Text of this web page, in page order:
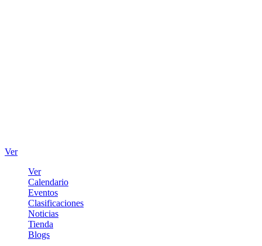
Ver
Ver
Calendario
Eventos
Clasificaciones
Noticias
Tienda
Blogs